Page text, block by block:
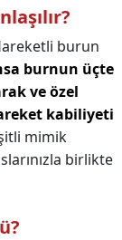
burun
burnun üçte
ve özel
kabiliyeti
mimik
birlikte